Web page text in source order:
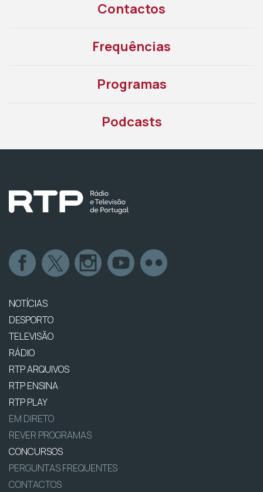
Contactos
Frequências
Programas
Podcasts
NOTÍCIAS
DESPORTO
TELEVISÃO
RÁDIO
RTP ARQUIVOS
RTP ENSINA
RTP PLAY
EM DIRETO
REVER PROGRAMAS
CONCURSOS
PERGUNTAS FREQUENTES
CONTACTOS